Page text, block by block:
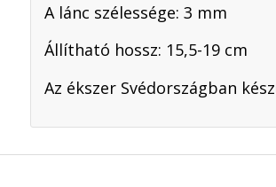
A lánc szélessége: 3 mm
Állítható hossz: 15,5-19 cm
Az ékszer Svédországban